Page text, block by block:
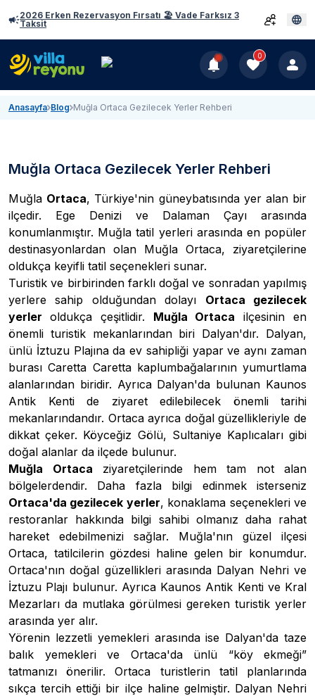
2026 Erken Rezervasyon Fırsatı 🏖️ Vade Farksız 3
Taksit
0
Anasayfa Blog Muğla Ortaca Gezilecek Yerler Rehberi
Muğla Ortaca Gezilecek Yerler Rehberi
Muğla Ortaca, Türkiye'nin güneybatısında yer alan bir
ilçedir. Ege Denizi ve Dalaman Çayı arasında
konumlanmıştır. Muğla tatil yerleriarasında en popüler
destinasyonlardan olan Muğla Ortaca, ziyaretçilerine
oldukça keyifli tatil seçenekleri sunar.
Turistik ve birbirinden farklı doğal ve sonradan yapılmış
yerlere sahip olduğundan dolayı Ortaca gezilecek
yerler oldukça çeşitlidir. Muğla Ortaca ilçesinin en
önemli turistik mekanlarından biri Dalyan'dır. Dalyan,
ünlü İztuzu Plajına da ev sahipliği yapar ve aynı zaman
burası Caretta Caretta kaplumbağalarının yumurtlama
alanlarından biridir. Ayrıca Dalyan'da bulunan Kaunos
Antik Kenti de ziyaret edilebilecek önemli tarihi
mekanlarındandır. Ortaca ayrıca doğal güzellikleriyle de
dikkat çeker. Köyceğiz Gölü, Sultaniye Kaplıcaları gibi
doğal alanlar da ilçede bulunur.
Muğla Ortaca ziyaretçilerinde hem tam not alan
bölgelerdendir. Daha fazla bilgi edinmek isterseniz
Ortaca'da gezilecek yerler, konaklama seçenekleri ve
restoranlar hakkında bilgi sahibi olmanız daha rahat
hareket edebilmenizi sağlar. Muğla'nın güzel ilçesi
Ortaca, tatilcilerin gözdesi haline gelen bir konumdur.
Ortaca'nın doğal güzellikleri arasında Dalyan Nehri ve
İztuzu Plajı bulunur. Ayrıca Kaunos Antik Kenti ve Kral
Mezarları da mutlaka görülmesi gereken turistik yerler
arasında yer alır.
Yörenin lezzetli yemekleri arasında ise Dalyan'da taze
balık yemekleri ve Ortaca'da ünlü “köy ekmeği”
tatmanızı önerilir. Ortaca turistlerin tatil planlarında
sıkça tercih ettiği bir ilçe haline gelmiştir. Dalyan Nehri